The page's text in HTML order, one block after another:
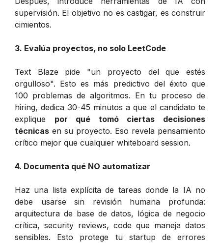
supervisión. El objetivo no es castigar, es construir
cimientos.
3. Evalúa proyectos, no solo LeetCode
Text Blaze pide "un proyecto del que estés
orgulloso". Esto es más predictivo del éxito que
100 problemas de algoritmos. En tu proceso de
hiring, dedica 30-45 minutos a que el candidato te
explique por qué tomó ciertas decisiones
técnicas en su proyecto. Eso revela pensamiento
crítico mejor que cualquier whiteboard session.
4. Documenta qué NO automatizar
Haz una lista explícita de tareas donde la IA no
debe usarse sin revisión humana profunda:
arquitectura de base de datos, lógica de negocio
crítica, security reviews, code que maneja datos
sensibles. Esto protege tu startup de errores